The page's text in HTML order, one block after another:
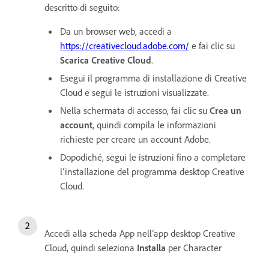
descritto di seguito:
Da un browser web, accedi a
https://creativecloud.adobe.com/ e fai clic su
Scarica Creative Cloud.
Esegui il programma di installazione di Creative
Cloud e segui le istruzioni visualizzate.
Nella schermata di accesso, fai clic su Crea un
account, quindi compila le informazioni
richieste per creare un account Adobe.
Dopodiché, segui le istruzioni fino a completare
l’installazione del programma desktop Creative
Cloud.
Accedi alla scheda App nell’app desktop Creative
Cloud, quindi seleziona Installa per Character